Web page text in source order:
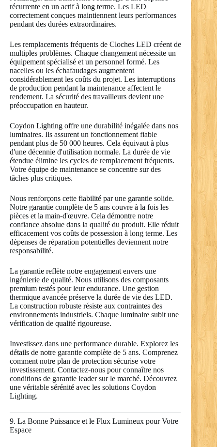
récurrente en un actif à long terme. Les LED
correctement conçues maintiennent leurs performances
pendant des durées extraordinaires.
Les remplacements fréquents de Cloches LED créent de
multiples problèmes. Chaque changement nécessite un
équipement spécialisé et un personnel formé. Les
nacelles ou les échafaudages augmentent
considérablement les coûts du projet. Les interruptions
de production pendant la maintenance affectent le
rendement. La sécurité des travailleurs devient une
préoccupation en hauteur.
Coydon Lighting offre une durabilité inégalée dans nos
luminaires. Ils assurent un fonctionnement fiable
pendant plus de 50 000 heures. Cela équivaut à plus
d'une décennie d'utilisation normale. La durée de vie
étendue élimine les cycles de remplacement fréquents.
Votre équipe de maintenance se concentre sur des
tâches plus critiques.
Nous renforçons cette fiabilité par une garantie solide.
Notre garantie complète de 5 ans couvre à la fois les
pièces et la main-d'œuvre. Cela démontre notre
confiance absolue dans la qualité du produit. Elle réduit
efficacement vos coûts de possession à long terme. Les
dépenses de réparation potentielles deviennent notre
responsabilité.
La garantie reflète notre engagement envers une
ingénierie de qualité. Nous utilisons des composants
premium testés pour leur endurance. Une gestion
thermique avancée préserve la durée de vie des LED.
La construction robuste résiste aux contraintes des
environnements industriels. Chaque luminaire subit une
vérification de qualité rigoureuse.
Investissez dans une performance durable. Explorez les
détails de notre garantie complète de 5 ans. Comprenez
comment notre plan de protection sécurise votre
investissement. Contactez-nous pour connaître nos
conditions de garantie leader sur le marché. Découvrez
une véritable sérénité avec les solutions Coydon
Lighting.
9. La Bonne Puissance et le Flux Lumineux pour Votre
Espace